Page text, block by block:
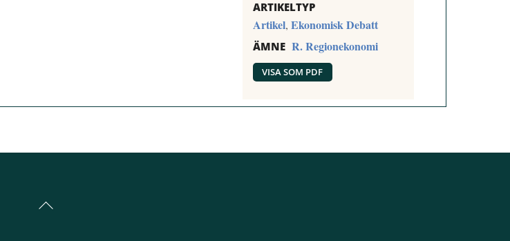
ARTIKELTYP
Artikel, Ekonomisk Debatt
ÄMNE R. Regionekonomi
VISA SOM PDF
Back